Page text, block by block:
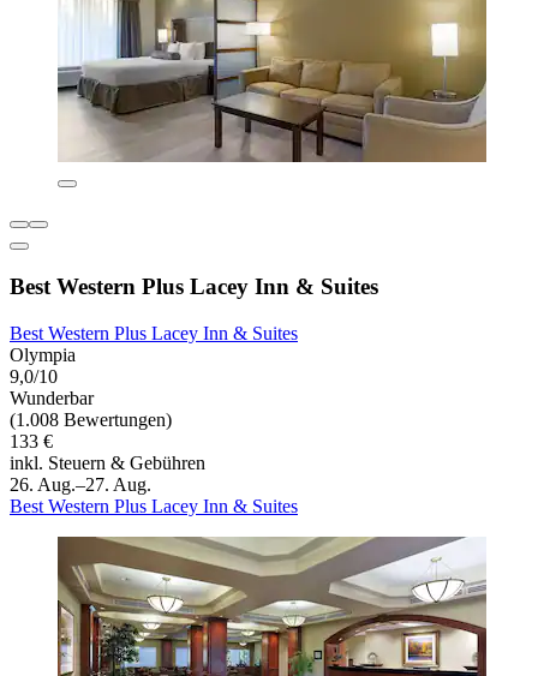
Best Western Plus Lacey Inn & Suites
Best Western Plus Lacey Inn & Suites
Olympia
9,0/10
Wunderbar
(1.008 Bewertungen)
133 €
inkl. Steuern & Gebühren
26. Aug.–27. Aug.
Best Western Plus Lacey Inn & Suites